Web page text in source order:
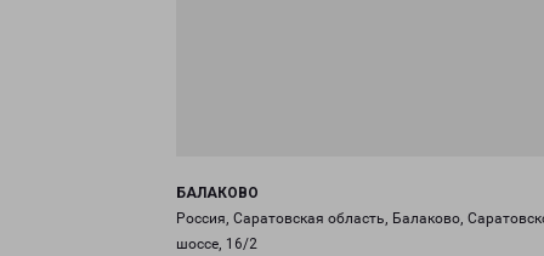
БАЛАКОВО
Россия, Саратовская область, Балаково,
шоссе, 16/2